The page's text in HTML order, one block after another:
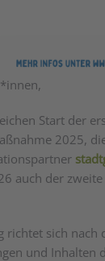
Start der
2025,
auch der
richtet sich nach
und Inhalten